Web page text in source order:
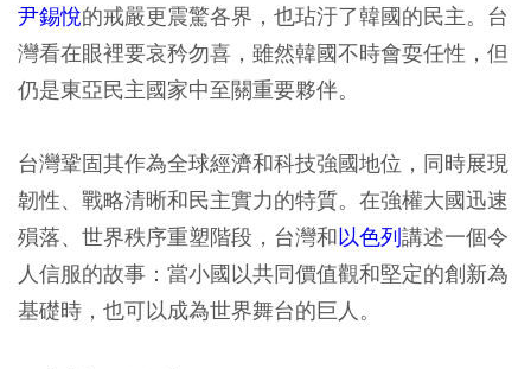
尹錫悅的戒嚴更震驚各界，也玷汙了韓國的民主。台
灣看在眼裡要哀矜勿喜，雖然韓國不時會耍任性，但
仍是東亞民主國家中至關重要夥伴。
台灣鞏固其作為全球經濟和科技強國地位，同時展現
韌性、戰略清晰和民主實力的特質。在強權大國迅速
殞落、世界秩序重塑階段，台灣和以色列講述一個令
人信服的故事：當小國以共同價值觀和堅定的創新為
基礎時，也可以成為世界舞台的巨人。